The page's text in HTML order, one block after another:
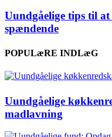
Uundgåelige tips til
spændende
POPULæRE INDLæG
Uundgåelige
madlavning